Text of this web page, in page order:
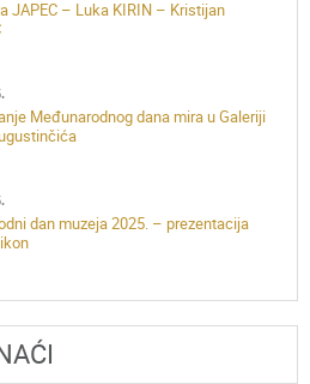
JAPEC – Luka KIRIN – Kristijan
Međunarodnog dana mira u Galeriji
dan muzeja 2025. – prezentacija